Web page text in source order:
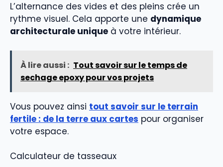
L’alternance des vides et des pleins crée un
rythme visuel. Cela apporte une dynamique
architecturale unique à votre intérieur.
À lire aussi : Tout savoir sur le temps de
sechage epoxy pour vos projets
Vous pouvez ainsi tout savoir sur le terrain
fertile : de la terre aux cartes pour organiser
votre espace.
Calculateur de tasseaux